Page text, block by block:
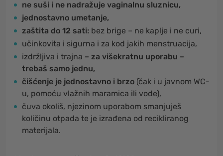
ne suši i ne nadražuje vaginalnu sluznicu,
jednostavno umetanje,
zaštita do 12 sati: bez brige – ne kaplje i ne curi,
učinkovita i sigurna i za kod jakih menstruacija,
izdržljiva i trajna – za višekratnu uporabu –
trebaš samo jednu,
čišćenje je jednostavno i brzo (čak i u javnom WC-
u, pomoću vlažnih maramica ili vode),
čuva okoliš, njezinom uporabom smanjuješ
količinu otpada te je izrađena od recikliranog
materijala.